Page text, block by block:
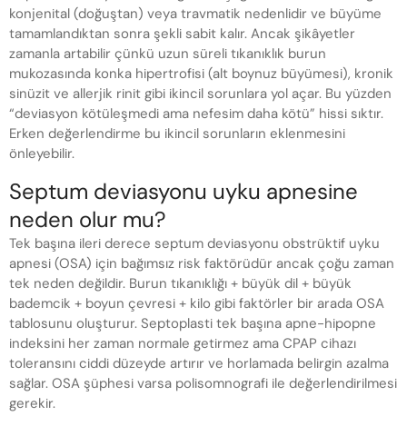
konjenital (doğuştan) veya travmatik nedenlidir ve büyüme
tamamlandıktan sonra şekli sabit kalır. Ancak şikâyetler
zamanla artabilir çünkü uzun süreli tıkanıklık burun
mukozasında konka hipertrofisi (alt boynuz büyümesi), kronik
sinüzit ve allerjik rinit gibi ikincil sorunlara yol açar. Bu yüzden
“deviasyon kötüleşmedi ama nefesim daha kötü” hissi sıktır.
Erken değerlendirme bu ikincil sorunların eklenmesini
önleyebilir.
Septum deviasyonu uyku apnesine
neden olur mu?
Tek başına ileri derece septum deviasyonu obstrüktif uyku
apnesi (OSA) için bağımsız risk faktörüdür ancak çoğu zaman
tek neden değildir. Burun tıkanıklığı + büyük dil + büyük
bademcik + boyun çevresi + kilo gibi faktörler bir arada OSA
tablosunu oluşturur. Septoplasti tek başına apne-hipopne
indeksini her zaman normale getirmez ama CPAP cihazı
toleransını ciddi düzeyde artırır ve horlamada belirgin azalma
sağlar. OSA şüphesi varsa polisomnografi ile değerlendirilmesi
gerekir.